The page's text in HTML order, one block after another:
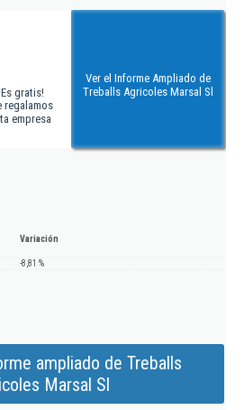
gratis!
regalamos
empresa
Ver el Informe Ampliado de
Treballs Agricoles Marsal Sl
Variación
-8,81 %
ampliado de Treballs
Marsal Sl